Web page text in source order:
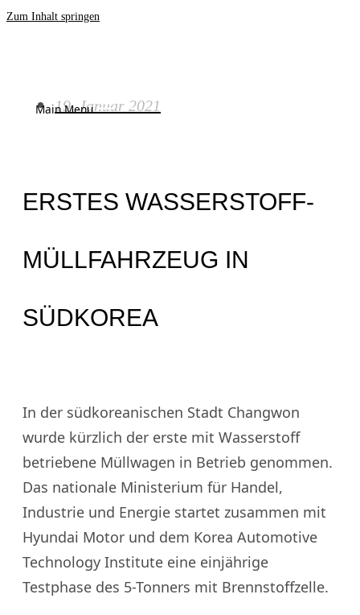
Zum Inhalt springen
Main Menu
19. Januar 2021
ERSTES WASSERSTOFF-
MÜLLFAHRZEUG IN
SÜDKOREA
In der südkoreanischen Stadt Changwon
wurde kürzlich der erste mit Wasserstoff
betriebene Müllwagen in Betrieb genommen.
Das nationale Ministerium für Handel,
Industrie und Energie startet zusammen mit
Hyundai Motor und dem Korea Automotive
Technology Institute eine einjährige
Testphase des 5-Tonners mit Brennstoffzelle.